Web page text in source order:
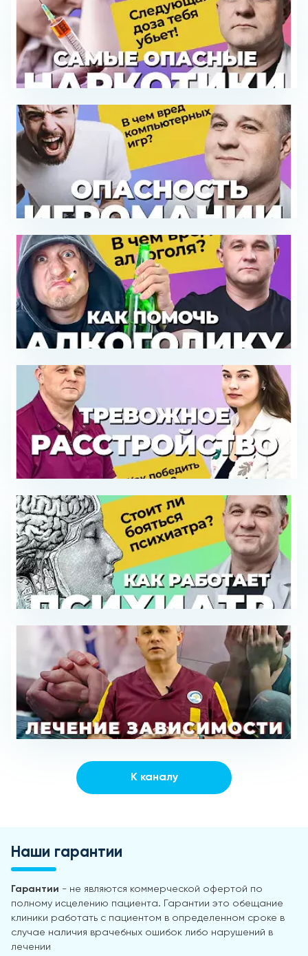
К каналу
Наши гарантии
Гарантии - не являются коммерческой офертой по
полному исцелению пациента. Гарантии это обещание
клиники работать с пациентом в определенном сроке в
случае наличия врачебных ошибок либо нарушений в
лечении